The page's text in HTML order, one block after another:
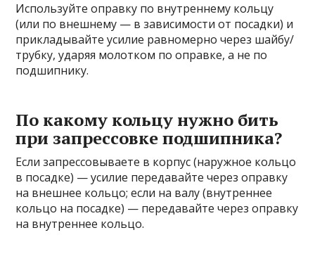
Используйте оправку по внутреннему кольцу
(или по внешнему — в зависимости от посадки) и
прикладывайте усилие равномерно через шайбу/
трубку, ударяя молотком по оправке, а не по
подшипнику.
По какому кольцу нужно бить
при запрессовке подшипника?
Если запрессовываете в корпус (наружное кольцо
в посадке) — усилие передавайте через оправку
на внешнее кольцо; если на валу (внутреннее
кольцо на посадке) — передавайте через оправку
на внутреннее кольцо.